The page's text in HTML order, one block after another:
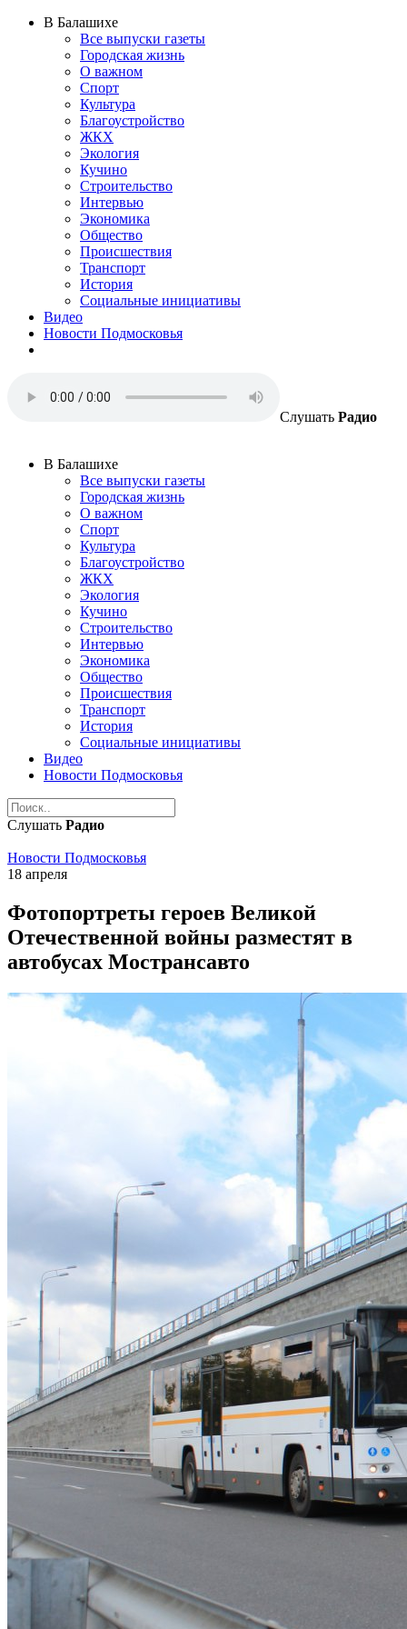
В Балашихе
Все выпуски газеты
Городская жизнь
О важном
Спорт
Культура
Благоустройство
ЖКХ
Экология
Кучино
Строительство
Интервью
Экономика
Общество
Происшествия
Транспорт
История
Социальные инициативы
Видео
Новости Подмосковья
Слушать Радио
В Балашихе
Все выпуски газеты
Городская жизнь
О важном
Спорт
Культура
Благоустройство
ЖКХ
Экология
Кучино
Строительство
Интервью
Экономика
Общество
Происшествия
Транспорт
История
Социальные инициативы
Видео
Новости Подмосковья
Слушать Радио
Новости Подмосковья
18 апреля
Фотопортреты героев Великой
Отечественной войны разместят в
автобусах Мострансавто